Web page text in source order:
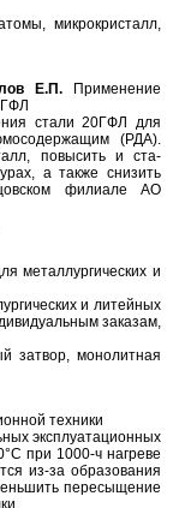
микрокристалл,
Е.П. Применение
стали 20ГФЛ для
(РДА).
повысить и ста-
а также снизить
филиале АО
металлургических и
и литейных
заказам,
затвор, монолитная
техники
эксплуатационных
при 1000-ч нагреве
из-за образования
пересыщение